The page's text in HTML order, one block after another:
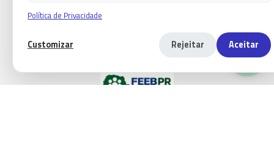
Política de Privacidade
Customizar Rejeitar Aceitar